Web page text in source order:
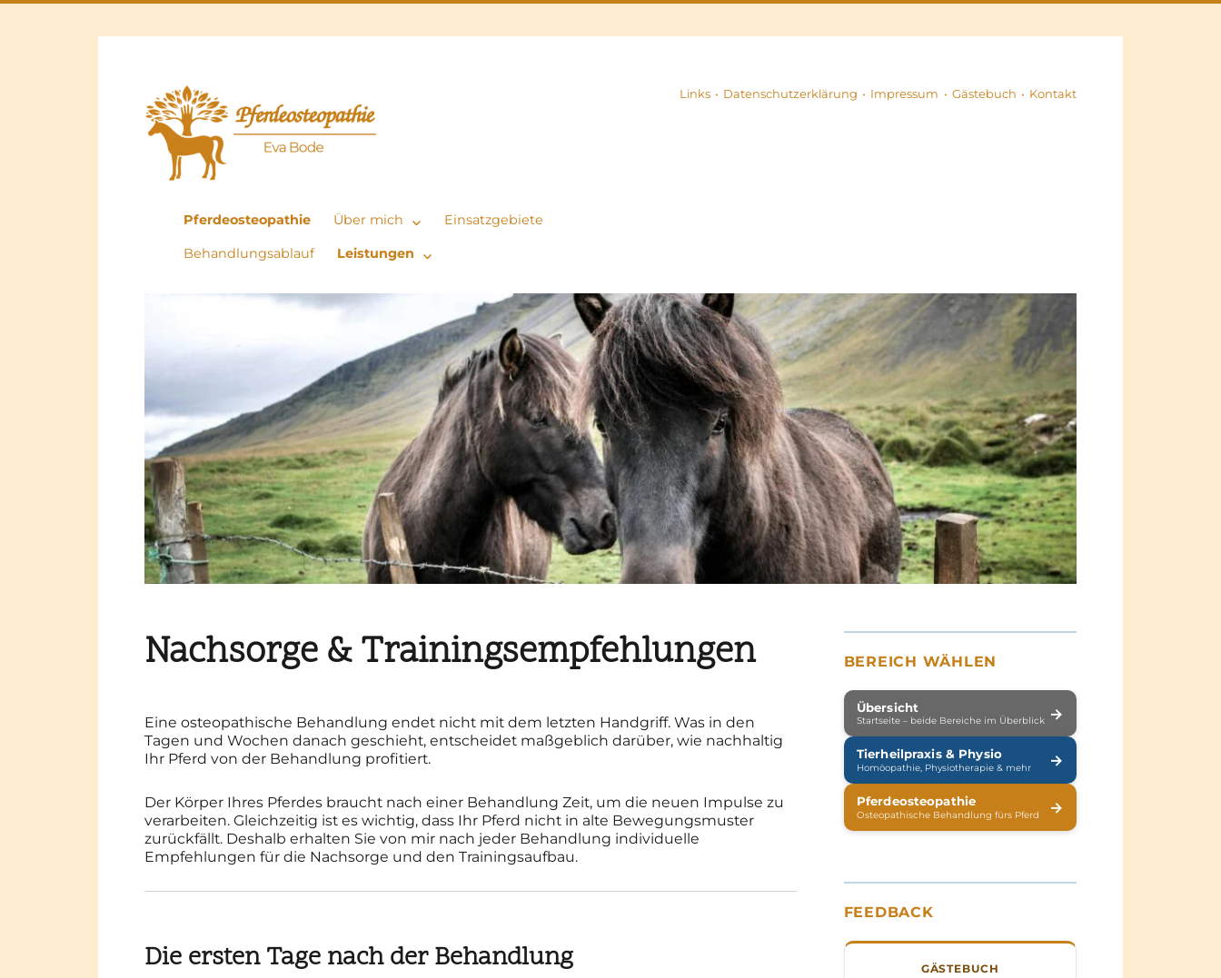
Kontakt
Gästebuch
Impressum
Datenschutzerklärung
Links
Tierheilpraxis
Pferdeosteopathie Über mich Einsatzgebiete
Behandlungsablauf Leistungen
Nachsorge & Trainingsempfehlungen
Eine osteopathische Behandlung endet nicht mit dem letzten Handgriff. Was in den
Tagen und Wochen danach geschieht, entscheidet maßgeblich darüber, wie nachhaltig
Ihr Pferd von der Behandlung profitiert.
Der Körper Ihres Pferdes braucht nach einer Behandlung Zeit, um die neuen Impulse zu
verarbeiten. Gleichzeitig ist es wichtig, dass Ihr Pferd nicht in alte Bewegungsmuster
zurückfällt. Deshalb erhalten Sie von mir nach jeder Behandlung individuelle
Empfehlungen für die Nachsorge und den Trainingsaufbau.
Die ersten Tage nach der Behandlung
BEREICH WÄHLEN
Übersicht
Startseite – beide Bereiche im Überblick →
Tierheilpraxis & Physio
Homöopathie, Physiotherapie & mehr →
Pferdeosteopathie
Osteopathische Behandlung fürs Pferd →
FEEDBACK
GÄSTEBUCH